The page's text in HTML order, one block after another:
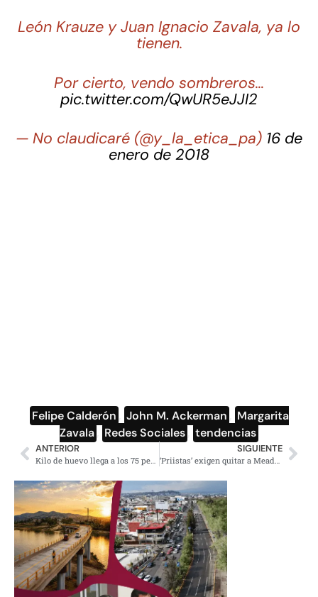
León Krauze y Juan Ignacio Zavala, ya lo
tienen.
Por cierto, vendo sombreros…
pic.twitter.com/QwUR5eJJI2
— No claudicaré (@y_la_etica_pa) 16 de
enero de 2018
Felipe Calderón John M. Ackerman
Margarita
Zavala
Redes Sociales tendencias
ANTERIOR SIGUIENTE